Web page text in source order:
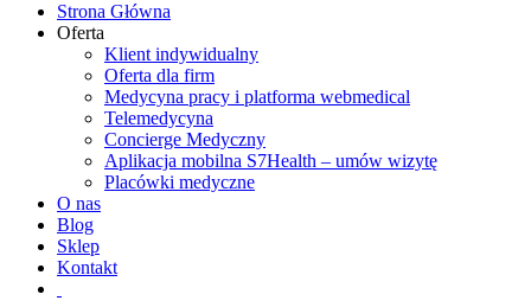
Strona Główna
Oferta
Klient indywidualny
Oferta dla firm
Medycyna pracy i platforma webmedical
Telemedycyna
Concierge Medyczny
Aplikacja mobilna S7Health – umów wizytę
Placówki medyczne
O nas
Blog
Sklep
Kontakt